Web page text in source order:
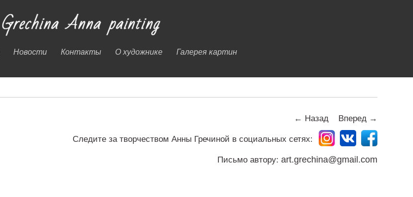
Новости Контакты О художнике Галерея картин
← Назад Вперед →
Следите за творчеством Анны Гречиной в социальных сетях:
Письмо автору: art.grechina@gmail.com